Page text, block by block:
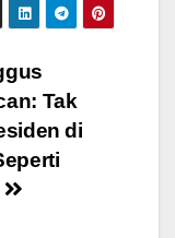
Tak
di